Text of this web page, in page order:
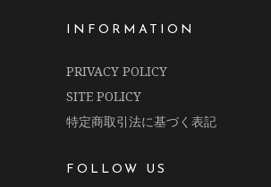
INFORMATION
PRIVACY POLICY
SITE POLICY
特定商取引法に基づく表記
FOLLOW US